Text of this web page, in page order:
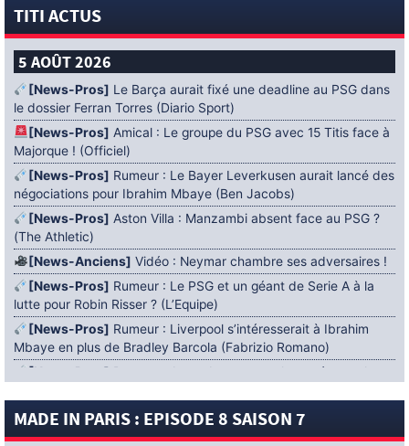
TITI ACTUS
5 AOÛT 2026
[News-Pros] Le Barça aurait fixé une deadline au PSG dans
le dossier Ferran Torres (Diario Sport)
[News-Pros] Amical : Le groupe du PSG avec 15 Titis face à
Majorque ! (Officiel)
[News-Pros] Rumeur : Le Bayer Leverkusen aurait lancé des
négociations pour Ibrahim Mbaye (Ben Jacobs)
[News-Pros] Aston Villa : Manzambi absent face au PSG ?
(The Athletic)
[News-Anciens] Vidéo : Neymar chambre ses adversaires !
[News-Pros] Rumeur : Le PSG et un géant de Serie A à la
lutte pour Robin Risser ? (L’Equipe)
[News-Pros] Rumeur : Liverpool s’intéresserait à Ibrahim
Mbaye en plus de Bradley Barcola (Fabrizio Romano)
[News-Pros]
Rumeur : Accord contractuel trouvé entre le
[News-Pros]Rumeur : Le PSG aurait lancé un ultimatum
MADE IN PARIS : EPISODE 8 SAISON 7